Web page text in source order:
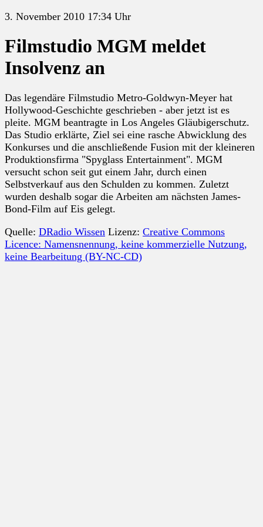
3. November 2010 17:34 Uhr
Filmstudio MGM meldet
Insolvenz an
Das legendäre Filmstudio Metro-Goldwyn-Meyer hat
Hollywood-Geschichte geschrieben - aber jetzt ist es
pleite. MGM beantragte in Los Angeles Gläubigerschutz.
Das Studio erklärte, Ziel sei eine rasche Abwicklung des
Konkurses und die anschließende Fusion mit der kleineren
Produktionsfirma "Spyglass Entertainment". MGM
versucht schon seit gut einem Jahr, durch einen
Selbstverkauf aus den Schulden zu kommen. Zuletzt
wurden deshalb sogar die Arbeiten am nächsten James-
Bond-Film auf Eis gelegt.
Quelle: DRadio Wissen Lizenz: Creative Commons
Licence: Namensnennung, keine kommerzielle Nutzung,
keine Bearbeitung (BY-NC-CD)